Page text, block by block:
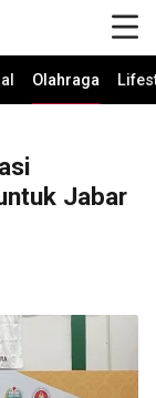
Olahraga
Jabar